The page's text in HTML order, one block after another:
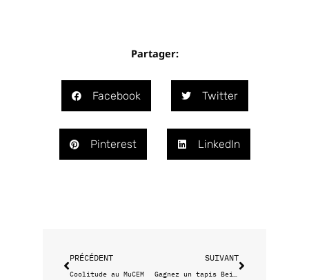
Partager:
Facebook Twitter
Pinterest LinkedIn
PRÉCÉDENT
Coolitude au MuCEM
SUIVANT
Gagnez un tapis Beija Flor